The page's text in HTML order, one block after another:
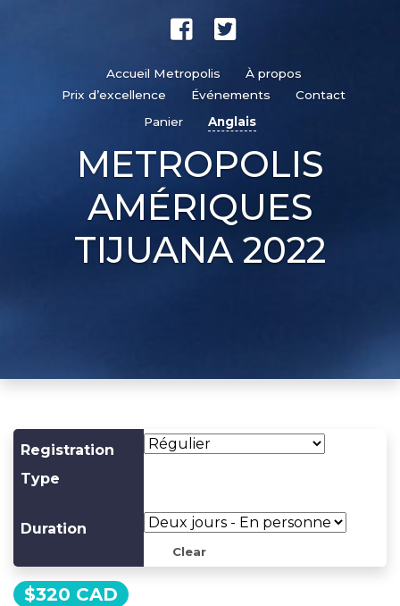
Accueil Metropolis
À propos
Prix d’excellence
Événements
Contact
Panier
Anglais
METROPOLIS
AMÉRIQUES
TIJUANA 2022
Registration
Type
Duration
Clear
$320 CAD